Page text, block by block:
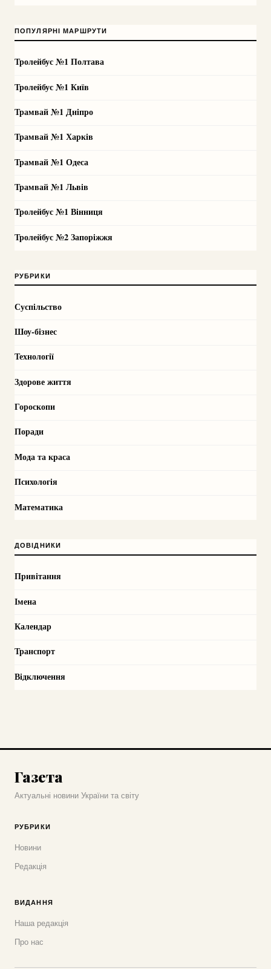
ПОПУЛЯРНІ МАРШРУТИ
Тролейбус №1 Полтава
Тролейбус №1 Київ
Трамвай №1 Дніпро
Трамвай №1 Харків
Трамвай №1 Одеса
Трамвай №1 Львів
Тролейбус №1 Вінниця
Тролейбус №2 Запоріжжя
РУБРИКИ
Суспільство
Шоу-бізнес
Технології
Здорове життя
Гороскопи
Поради
Мода та краса
Психологія
Математика
ДОВІДНИКИ
Привітання
Імена
Календар
Транспорт
Відключення
Газета
Актуальні новини України та світу
РУБРИКИ
Новини
Редакція
ВИДАННЯ
Наша редакція
Про нас